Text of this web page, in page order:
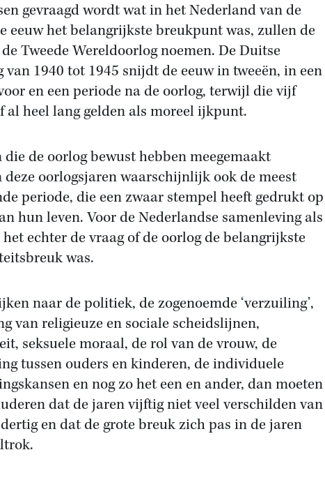
gevraagd wordt wat in het Nederland van de
eeuw het belangrijkste breukpunt was, zullen de
Tweede Wereldoorlog noemen. De Duitse
van 1940 tot 1945 snijdt de eeuw in tweeën, in een
en een periode na de oorlog, terwijl die vijf
al heel lang gelden als moreel ijkpunt.
die de oorlog bewust hebben meegemaakt
deze oorlogsjaren waarschijnlijk ook de meest
periode, die een zwaar stempel heeft gedrukt op
hun leven. Voor de Nederlandse samenleving als
het echter de vraag of de oorlog de belangrijkste
was.
naar de politiek, de zogenoemde ‘verzuiling’,
van religieuze en sociale scheidslijnen,
seksuele moraal, de rol van de vrouw, de
tussen ouders en kinderen, de individuele
en nog zo het een en ander, dan moeten
dat de jaren vijftig niet veel verschilden van
en dat de grote breuk zich pas in de jaren